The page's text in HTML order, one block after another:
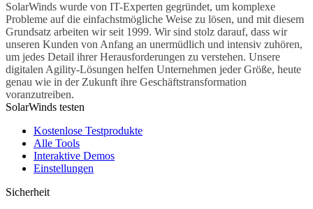
SolarWinds wurde von IT-Experten gegründet, um komplexe
Probleme auf die einfachstmögliche Weise zu lösen, und mit diesem
Grundsatz arbeiten wir seit 1999. Wir sind stolz darauf, dass wir
unseren Kunden von Anfang an unermüdlich und intensiv zuhören,
um jedes Detail ihrer Herausforderungen zu verstehen. Unsere
digitalen Agility-Lösungen helfen Unternehmen jeder Größe, heute
genau wie in der Zukunft ihre Geschäftstransformation
voranzutreiben.
SolarWinds testen
Kostenlose Testprodukte
Alle Tools
Interaktive Demos
Einstellungen
Sicherheit